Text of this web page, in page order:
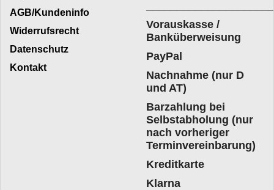
AGB/Kundeninfo
Widerrufsrecht
Datenschutz
Kontakt
Vorauskasse /
Banküberweisung
PayPal
Nachnahme (nur D
und AT)
Barzahlung bei
Selbstabholung (nur
nach vorheriger
Terminvereinbarung)
Kreditkarte
Klarna